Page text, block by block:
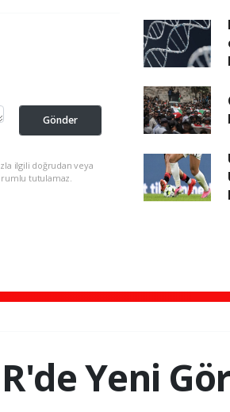
Gönder
ilgili doğrudan veya
tutulamaz.
Yeni